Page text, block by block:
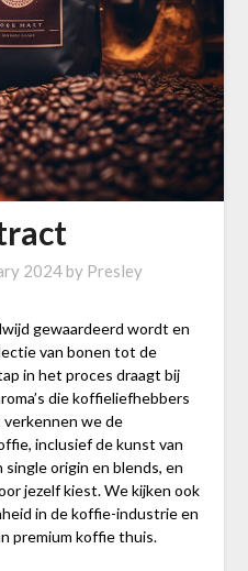
2024 by Presley
gewaardeerd wordt en
van bonen tot de
in het proces draagt bij
die koffieliefhebbers
we de
inclusief de kunst van
origin en blends, en
jezelf kiest. We kijken ook
in de koffie-industrie en
premium koffie thuis.